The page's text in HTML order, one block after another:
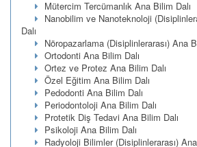
Mütercim Tercümanlık Ana Bilim Dalı
Nanobilim ve Nanoteknoloji
Dalı
Nöropazarlama (Disiplinlerarası) Ana
Ortodonti Ana Bilim Dalı
Ortez ve Protez Ana Bilim Dalı
Özel Eğitim Ana Bilim Dalı
Pedodonti Ana Bilim Dalı
Periodontoloji Ana Bilim Dalı
Protetik Diş Tedavi Ana Bilim Dalı
Psikoloji Ana Bilim Dalı
Radyoloji Bilimler (Disiplinlerarası)